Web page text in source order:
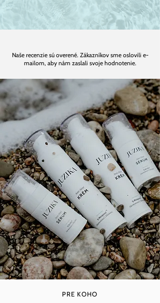
Naše recenzie sú overené. Zákazníkov sme oslovili e-
mailom, aby nám zaslali svoje hodnotenie.
PRE KOHO